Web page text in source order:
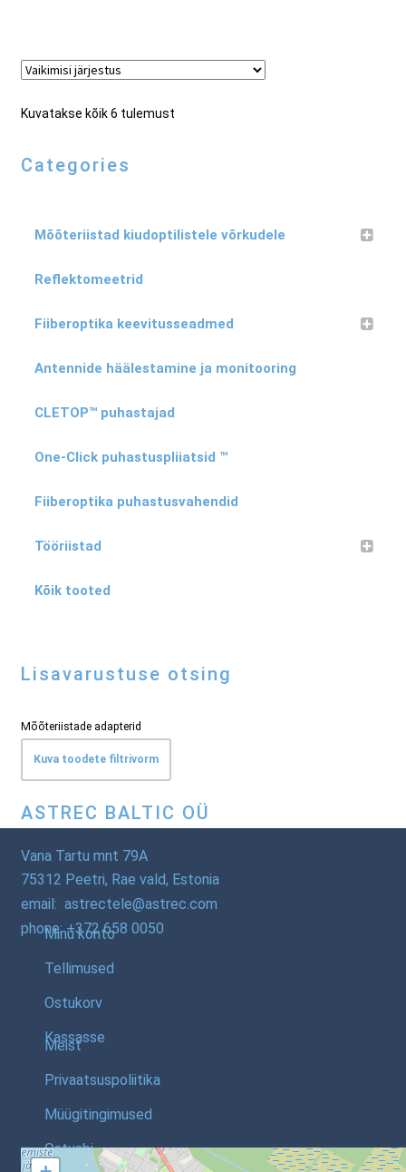
Kuvatakse kõik 6 tulemust
Categories
Mõõteriistad kiudoptilistele võrkudele
Reflektomeetrid
Fiiberoptika keevitusseadmed
Antennide häälestamine ja monitooring
CLETOP™ puhastajad
One-Click puhastuspliiatsid ™
Fiiberoptika puhastusvahendid
Tööriistad
Kõik tooted
Lisavarustuse otsing
Mõõteriistade adapterid
Kuva toodete filtrivorm
ASTREC BALTIC OÜ
Vana Tartu mnt 79A
75312 Peetri, Rae vald, Estonia
email: astrectele@astrec.com
phone: +372 658 0050
Minu konto
Tellimused
Ostukorv
Kassasse
Meist
Privaatsuspoliitika
Müügitingimused
Ostuabi